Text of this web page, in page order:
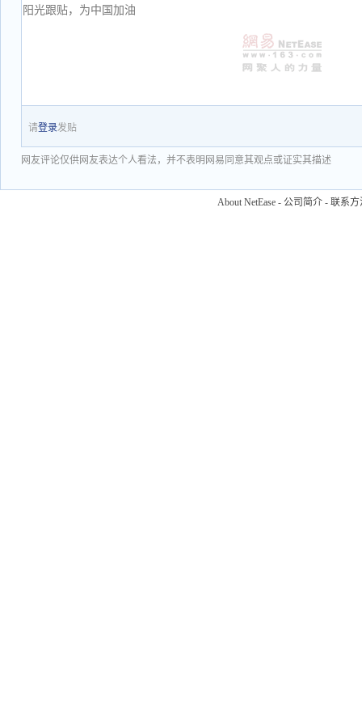
请登录发贴
网友评论仅供网友表达个人看法，并不表明网易同意其观点或证实其描述
About NetEase - 公司简介 - 联系方